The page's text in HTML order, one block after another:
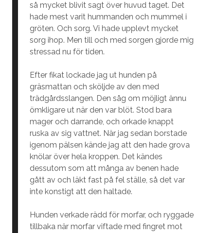
så mycket blivit sagt över huvud taget. Det
hade mest varit hummanden och mummel i
gröten. Och sorg. Vi hade upplevt mycket
sorg ihop. Men till och med sorgen gjorde mig
stressad nu för tiden.
Efter fikat lockade jag ut hunden på
gräsmattan och sköljde av den med
trädgårdsslangen. Den såg om möjligt ännu
ömkligare ut när den var blöt. Stod bara
mager och darrande, och orkade knappt
ruska av sig vattnet. När jag sedan borstade
igenom pälsen kände jag att den hade grova
knölar över hela kroppen. Det kändes
dessutom som att många av benen hade
gått av och läkt fast på fel ställe, så det var
inte konstigt att den haltade.
Hunden verkade rädd för morfar, och ryggade
tillbaka när morfar viftade med fingret mot